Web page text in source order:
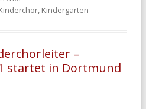
, Kindergarten
–
startet in Dortmund